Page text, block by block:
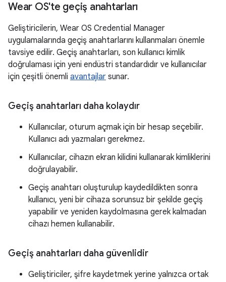
Wear OS'te geçiş anahtarları
Geliştiricilerin, Wear OS Credential Manager
uygulamalarında geçiş anahtarlarını kullanmaları önemle
tavsiye edilir. Geçiş anahtarları, son kullanıcı kimlik
doğrulaması için yeni endüstri standardıdır ve kullanıcılar
için çeşitli önemli avantajlar sunar.
Geçiş anahtarları daha kolaydır
Kullanıcılar, oturum açmak için bir hesap seçebilir.
Kullanıcı adı yazmaları gerekmez.
Kullanıcılar, cihazın ekran kilidini kullanarak kimliklerini
doğrulayabilir.
Geçiş anahtarı oluşturulup kaydedildikten sonra
kullanıcı, yeni bir cihaza sorunsuz bir şekilde geçiş
yapabilir ve yeniden kaydolmasına gerek kalmadan
cihazı hemen kullanabilir.
Geçiş anahtarları daha güvenlidir
Geliştiriciler, şifre kaydetmek yerine yalnızca ortak